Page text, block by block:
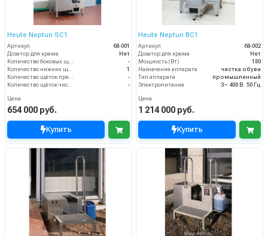
Heute Neptun SC1
Артикул
68-001
Дозатор для крема
Нет
Количество боковых щёток (шт)
-
Количество нижних щёточных валиков (шт)
1
Количество щёток предварительной очистки (шт)
-
Количество щёток чистки верха обуви (шт)
-
Цена
654 000 руб.
Купить
Heute Neptun BC1
Артикул
68-002
Дозатор для крема
Нет
Мощность (Вт)
180
Назначение аппарата
чистка обуви
Тип аппарата
промышленный
Электропитание
3~ 400 В. 50 Гц
Цена
1 214 000 руб.
Купить